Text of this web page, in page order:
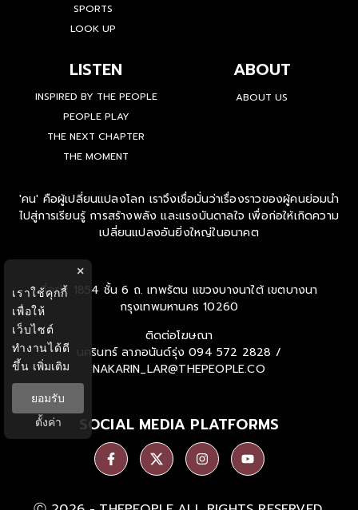
SPORTS
LOOK UP
LISTEN
INSPIRED BY THE PEOPLE
PEOPLE PLAY
THE NEXT CHAPTER
THE MOMENT
ABOUT
ABOUT US
'คน' คือผู้เปลี่ยนแปลงโลก เราจึงเชื่อมั่นว่าเรื่องราวของผู้คนย่อมนำ
ไปสู่การเรียนรู้ การสร้างพลัง และแรงบันดาลใจ เพื่อก่อให้เกิดความ
เปลี่ยนแปลงอันยิ่งใหญ่ในอนาคต
ที่อยู่ : 1854 ชั้น 6 ถ. เทพรัตน แขวงบางนาใต้ เขตบางนา
กรุงเทพมหานคร 10260
ติดต่อโฆษณา
นครินทร์ ลาภอนันด์รุ่ง 094 572 2828 /
NAKARIN_LAR@THEPEOPLE.CO
SOCIAL MEDIA PLATFORMS
×
เราใช้คุกกี้
เพื่อให้
เว็บไซต์
ทำงานได้ดี
ขึ้น เพิ่มเติม
ยอมรับ
ตั้งค่า